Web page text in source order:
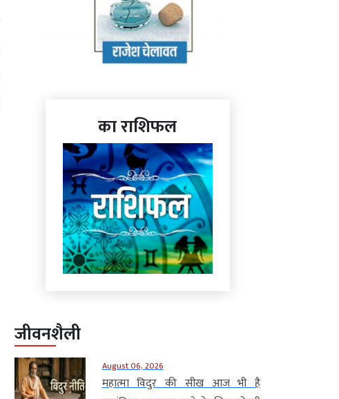
का राशिफल
जीवनशैली
August 06, 2026
महात्मा विदुर की सीख आज भी है